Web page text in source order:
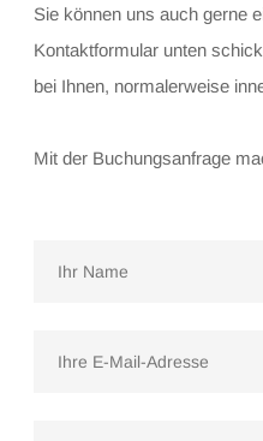
Sie können uns auch gerne
Kontaktformular unten
bei Ihnen, normalerweise
Mit der Buchungsanfrage